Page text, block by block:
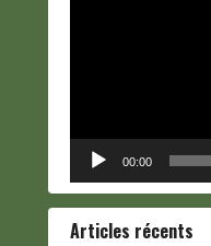
00:00
Articles récents